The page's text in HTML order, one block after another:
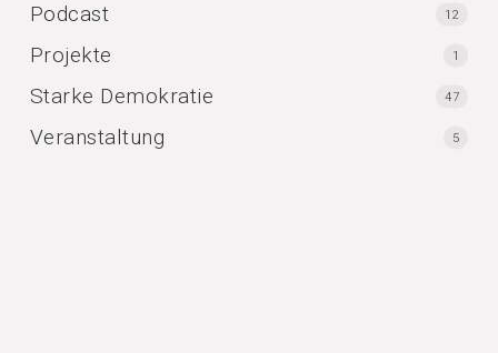
Podcast 12
Projekte 1
Starke Demokratie 47
Veranstaltung 5